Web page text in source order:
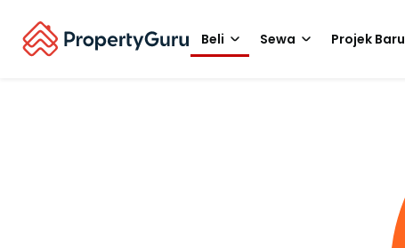
Beli Sewa Projek Baru